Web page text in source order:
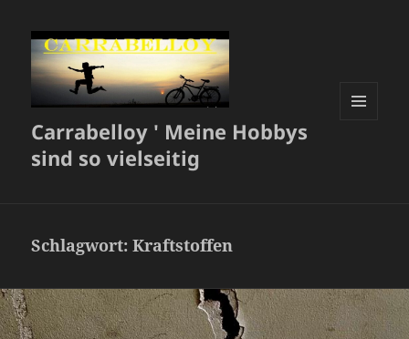
Carrabelloy ' Meine Hobbys
sind so vielseitig
Schlagwort:Kraftstoffen